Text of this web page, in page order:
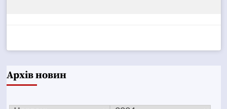
Архів новин